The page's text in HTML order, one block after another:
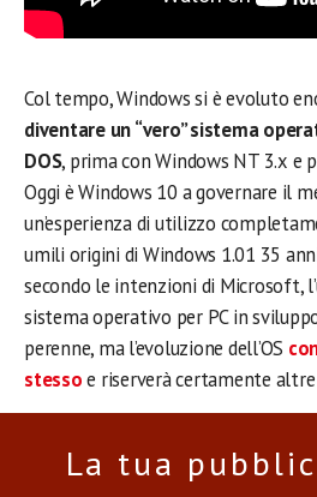
Col tempo, Windows si è evoluto
diventare un “vero” sistema
DOS, prima con Windows NT 3.x e
Oggi è Windows 10 a governare il
un’esperienza di utilizzo
umili origini di Windows 1.01 35
secondo le intenzioni di Microsoft,
sistema operativo per PC in
perenne, ma l’evoluzione dell’OS
stessoe riserverà certamente
La tua